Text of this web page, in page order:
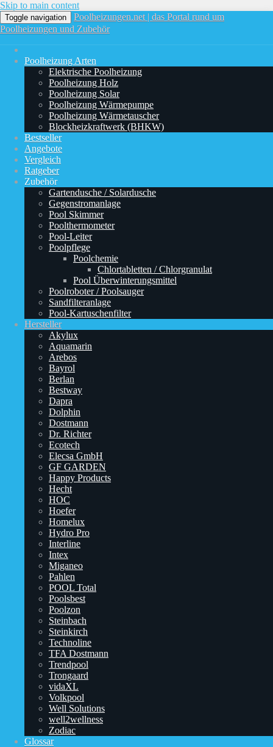
Skip to main content
Toggle navigation
Poolheizungen.net | das Portal rund um
Poolheizungen und Zubehör
Poolheizung Arten
Elektrische Poolheizung
Poolheizung Holz
Poolheizung Solar
Poolheizung Wärmepumpe
Poolheizung Wärmetauscher
Blockheizkraftwerk (BHKW)
Bestseller
Angebote
Vergleich
Ratgeber
Zubehör
Gartendusche / Solardusche
Gegenstromanlage
Pool Skimmer
Poolthermometer
Pool-Leiter
Poolpflege
Poolchemie
Chlortabletten / Chlorgranulat
Pool Überwinterungsmittel
Poolroboter / Poolsauger
Sandfilteranlage
Pool-Kartuschenfilter
Hersteller
Akylux
Aquamarin
Arebos
Bayrol
Berlan
Bestway
Dapra
Dolphin
Dostmann
Dr. Richter
Ecotech
Elecsa GmbH
GF GARDEN
Happy Products
Hecht
HOC
Hoefer
Homelux
Hydro Pro
Interline
Intex
Miganeo
Pahlen
POOL Total
Poolsbest
Poolzon
Steinbach
Steinkirch
Technoline
TFA Dostmann
‎Trendpool
Trongaard
vidaXL
Volkpool
Well Solutions
well2wellness
Zodiac
Glossar